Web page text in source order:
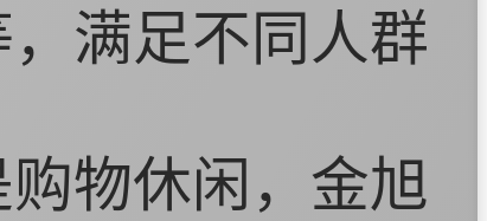
满足不同人群
物休闲，金旭